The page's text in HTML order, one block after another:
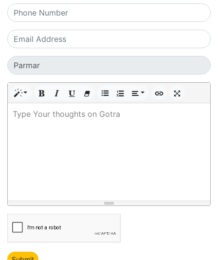
Type Your thoughts on Gotra